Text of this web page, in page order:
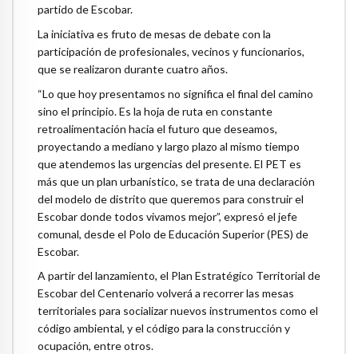
partido de Escobar.
La iniciativa es fruto de mesas de debate con la
participación de profesionales, vecinos y funcionarios,
que se realizaron durante cuatro años.
“Lo que hoy presentamos no significa el final del camino
sino el principio. Es la hoja de ruta en constante
retroalimentación hacia el futuro que deseamos,
proyectando a mediano y largo plazo al mismo tiempo
que atendemos las urgencias del presente. El PET es
más que un plan urbanístico, se trata de una declaración
del modelo de distrito que queremos para construir el
Escobar donde todos vivamos mejor”, expresó el jefe
comunal, desde el Polo de Educación Superior (PES) de
Escobar.
A partir del lanzamiento, el Plan Estratégico Territorial de
Escobar del Centenario volverá a recorrer las mesas
territoriales para socializar nuevos instrumentos como el
código ambiental, y el código para la construcción y
ocupación, entre otros.